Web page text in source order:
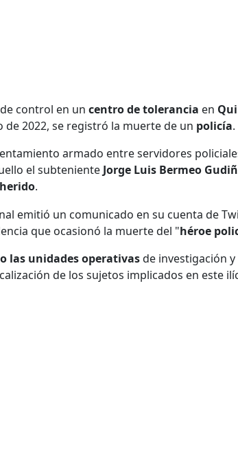
control en un centro de tolerancia en
de 2022, se registró la muerte de un policía.
armado entre servidores
el subtenienteJorge Luis Bermeo
.
emitió un comunicado en su cuenta de
que ocasionó la muerte del "héroe
las unidades operativasde investigación
de los sujetos implicados en este